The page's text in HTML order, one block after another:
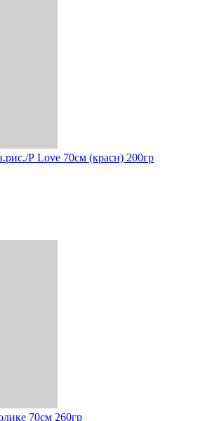
Р Love 70см (красн) 200гр
70см 260гр